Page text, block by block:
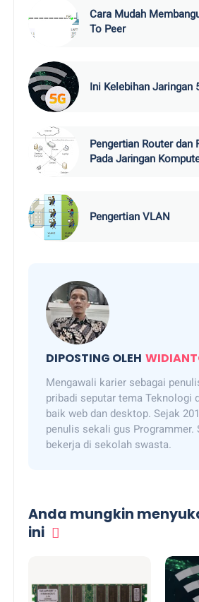
Cara Mudah
To Pееr
Ini Kelebihan Jaringan
Pеngеrtіаn Router dаn
Pаdа Jаrіngаn
Pengertian VLAN
DIPOSTING OLEH
Mengawali karier sebagai
pribadi seputar tema Teknologi
baik web dan desktop. Sejak
penulis sekali gus Programmer.
bekerja di sekolah swasta.
Anda mungkin
ini